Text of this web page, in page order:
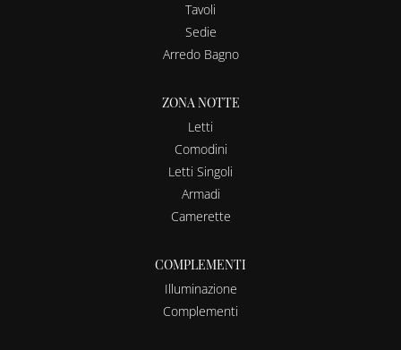
Tavoli
Sedie
Arredo Bagno
ZONA NOTTE
Letti
Comodini
Letti Singoli
Armadi
Camerette
COMPLEMENTI
Illuminazione
Complementi